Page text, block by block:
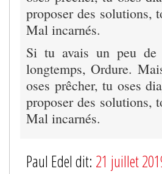
proposer des solutions,
Mal incarnés.
Si tu avais un peu de
longtemps, Ordure.
oses prêcher, tu oses
proposer des solutions,
Mal incarnés.
Paul Edel dit: 21 juillet